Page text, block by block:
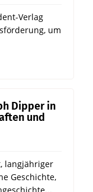
Verlag
um
Dipper in
und
langjähriger
Geschichte,